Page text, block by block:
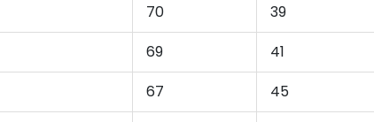
70 39
69 41
67 45